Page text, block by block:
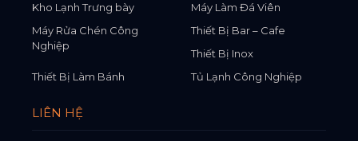
Kho Lạnh Trưng bày
Máy Làm Đá Viên
Máy Rửa Chén Công
Nghiệp
Thiết Bị Bar – Cafe
Thiết Bị Inox
Thiết Bị Làm Bánh
Tủ Lạnh Công Nghiệp
LIÊN HỆ